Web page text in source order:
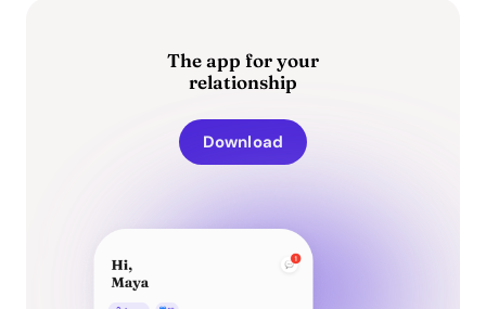
The app for your
relationship
Download